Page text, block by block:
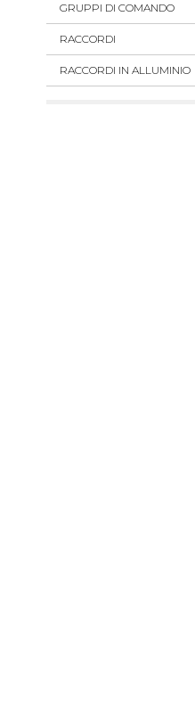
GRUPPI DI COMANDO
RACCORDI
RACCORDI IN ALLUMINIO